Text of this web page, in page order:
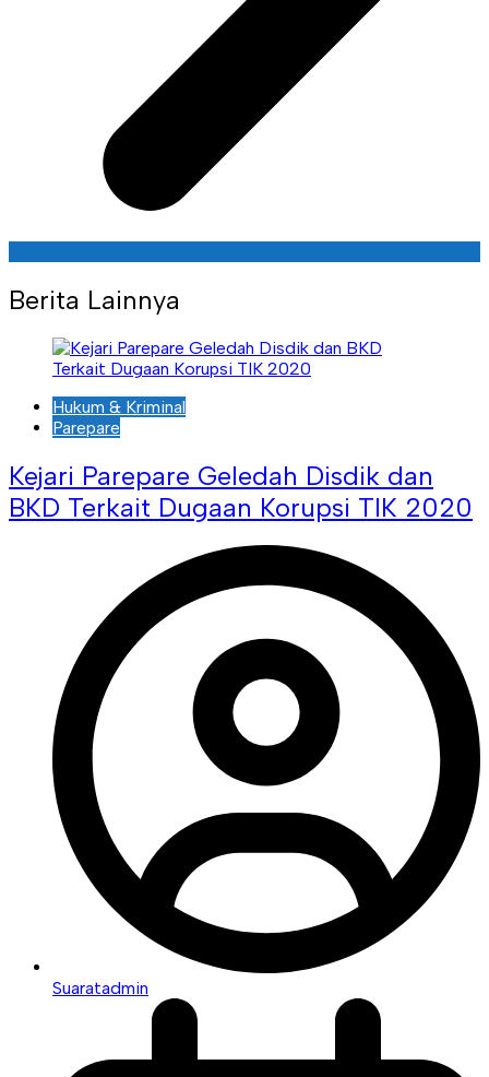
Berita Lainnya
Hukum & Kriminal
Parepare
Kejari Parepare Geledah Disdik dan
BKD Terkait Dugaan Korupsi TIK 2020
Suaratadmin